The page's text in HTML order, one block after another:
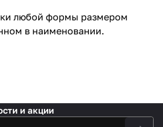
любой формы размером
в наименовании.
и акции